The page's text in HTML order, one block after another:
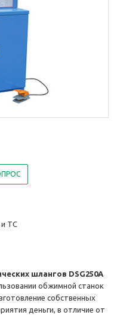
и ТС
шлангов DSG250A
обжимной станок
собственных
деньги, в отличие от